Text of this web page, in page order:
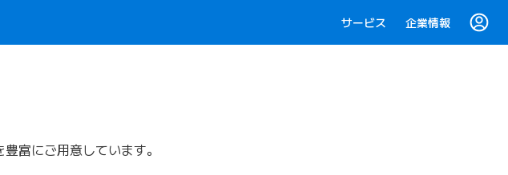
サービス 企業情報
富にご用意しています。